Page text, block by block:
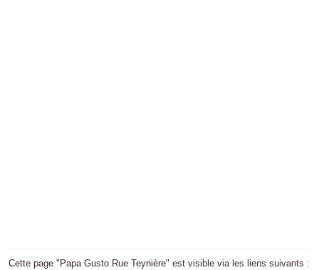
Cette page "Papa Gusto Rue Teynière" est visible via les liens suivants :